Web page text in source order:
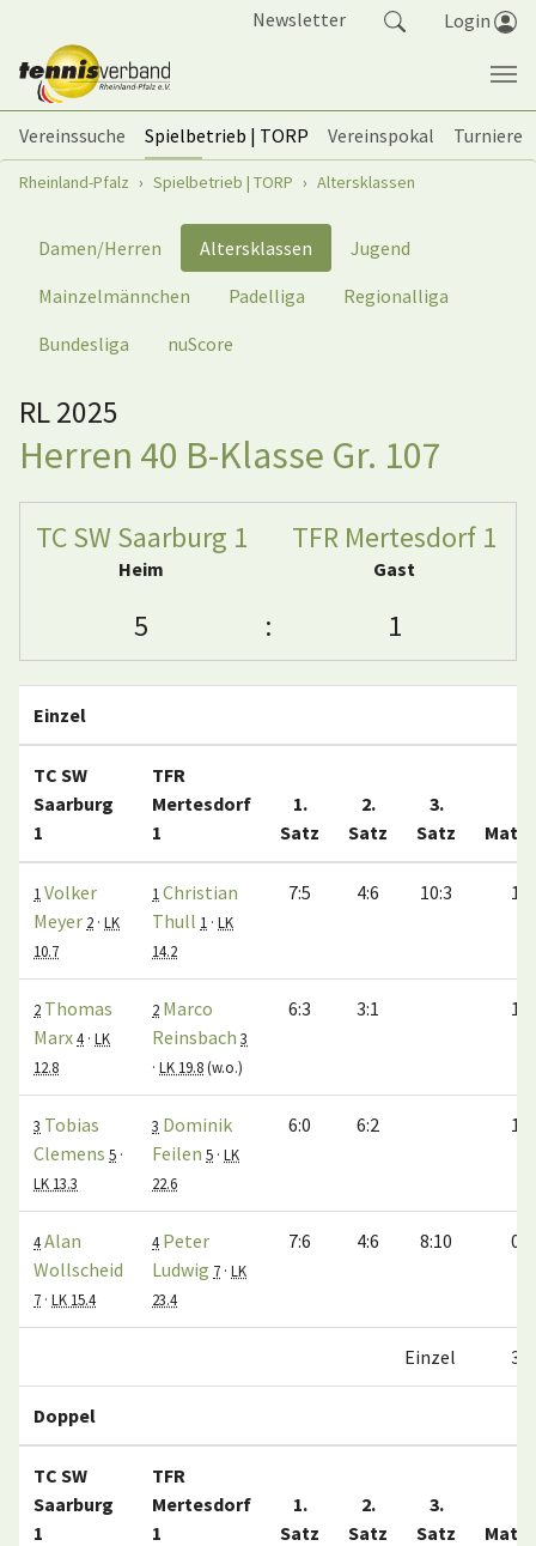
Newsletter Login
Vereinssuche Spielbetrieb | TORP Vereinspokal
Turniere
Sie sind hier:
Rheinland-Pfalz Spielbetrieb | TORP Altersklassen
Damen/Herren Altersklassen
Jugend
Mainzelmännchen
Padelliga
Regionalliga
Bundesliga
nuScore
RL 2025
Herren 40 B-Klasse Gr. 107
TC SW Saarburg 1
Heim
TFR Mertesdorf 1
Gast
5 : 1
Einzel
TC SW
Saarburg
1
TFR
Mertesdorf
1
1.
Satz
2.
Satz
3.
Satz
1 Volker
Meyer 2 · LK
10.7
1 Christian
Thull 1 · LK
14.2
7:5 4:6 10:3 1:0
2 Thomas
Marx4 · LK
12.8
2 Marco
Reinsbach 3
· LK 19.8(w.o.)
6:3 3:1 1:0
3 Tobias
Clemens 5 ·
LK 13.3
3 Dominik
Feilen 5 · LK
22.6
6:0 6:2 1:0
4Alan
Wollscheid
7 · LK 15.4
4 Peter
Ludwig 7 · LK
23.4
7:6 4:6 8:10 0:1
Einzel 3:1
Doppel
TC SW
Saarburg
1
TFR
Mertesdorf
1
1.
Satz
2.
Satz
3.
Satz